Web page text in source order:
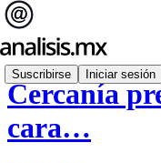
Suscribirse Iniciar sesión
Cercanía
cara…